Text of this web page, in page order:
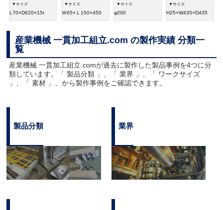
▼サイズ
L70×D620×15t
▼サイズ
Ｗ65×Ｌ150×450
▼サイズ
φ200
▼サイズ
H25×W435×D435
産業機械 一貫加工組立.com の製作実績 分類一
覧
産業機械 一貫加工組立.comが過去に製作した製品事例を4つに分
類しています。「 製品分類 」、「 業界 」、「 ワークサイズ
」、「 素材 」、から製作事例をご確認できます。
製品分類 業界